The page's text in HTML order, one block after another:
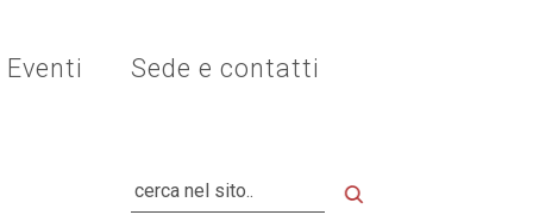
Eventi Sede e contatti